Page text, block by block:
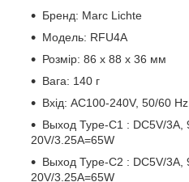
Бренд: Marc Lichte
Модель: RFU4A
Розмір: 86 х 88 x 36 мм
Вага: 140 г
Вхід: AC100-240V, 50/60
Выход Type-C1 : DC5V/3A,
20V/3.25A=65W
Выход Type-C2 : DC5V/3A,
20V/3.25A=65W